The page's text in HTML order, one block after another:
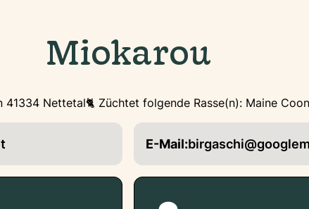
Miokarou
41334 Nettetal🐈 Züchtet folgende Rasse(n): Maine Coon
E-Mail: